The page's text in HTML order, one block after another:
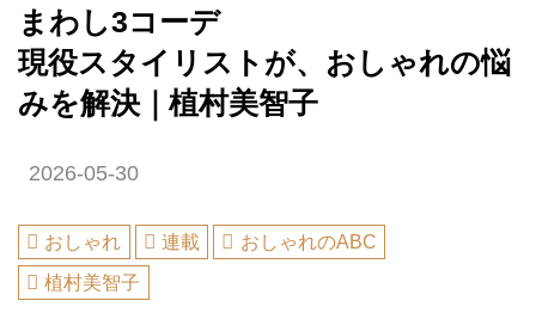
まわし3コーデ
現役スタイリストが、おしゃれの悩
みを解決｜植村美智子
2026-05-30
おしゃれ 連載
おしゃれのABC
植村美智子